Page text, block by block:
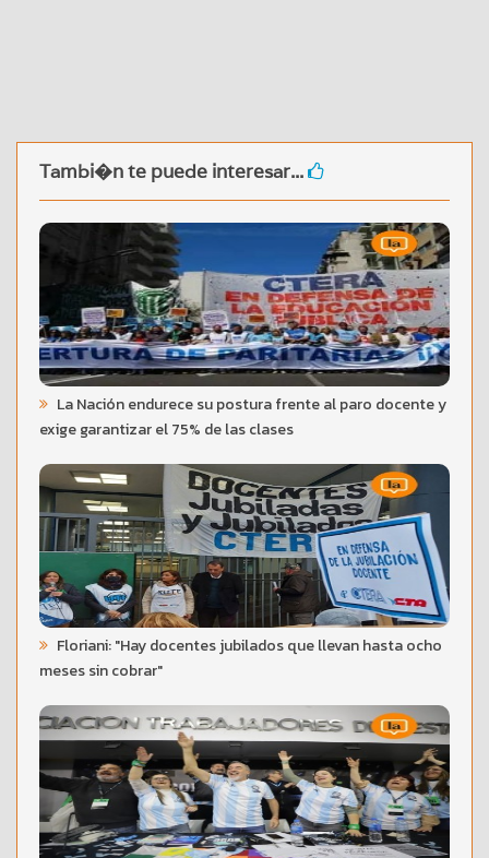
Tambi�n te puede interesar...
La Nación endurece su postura frente al paro docente y
exige garantizar el 75% de las clases
Floriani: "Hay docentes jubilados que llevan hasta ocho
meses sin cobrar"